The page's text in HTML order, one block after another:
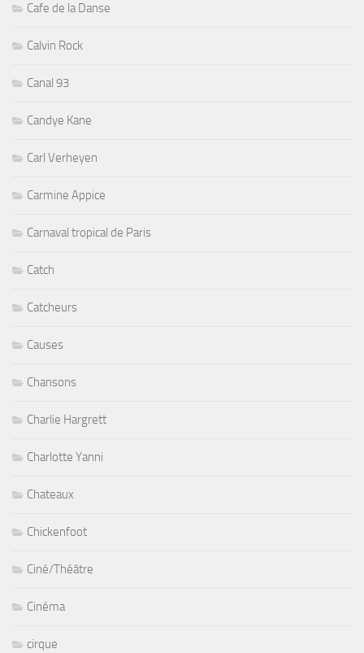
Cafe de la Danse
Calvin Rock
Canal 93
Candye Kane
Carl Verheyen
Carmine Appice
Carnaval tropical de Paris
Catch
Catcheurs
Causes
Chansons
Charlie Hargrett
Charlotte Yanni
Chateaux
Chickenfoot
Ciné/Théâtre
Cinéma
cirque